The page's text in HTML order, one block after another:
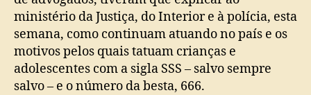
segue
tatuando
o
número
da
besta
ministério da Justiça, do Interior e à polícia, esta
semana, como continuam atuando no país e os
motivos pelos quais tatuam crianças e
adolescentes com a sigla SSS – salvo sempre
salvo – e o número da besta, 666.